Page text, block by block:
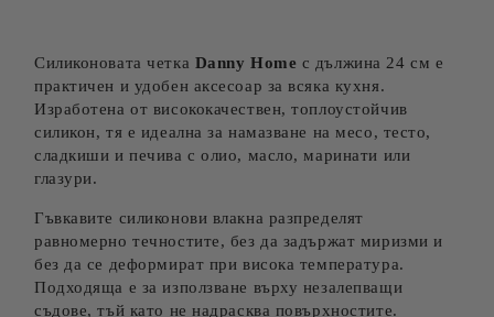
Силиконовата четка Danny Home с дължина 24 см е
практичен и удобен аксесоар за всяка кухня.
Изработена от висококачествен, топлоустойчив
силикон, тя е идеална за намазване на месо, тесто,
сладкиши и печива с олио, масло, маринати или
глазури.
Гъвкавите силиконови влакна разпределят
равномерно течностите, без да задържат миризми и
без да се деформират при висока температура.
Подходяща е за използване върху незалепващи
съдове, тъй като не надрасква повърхностите.